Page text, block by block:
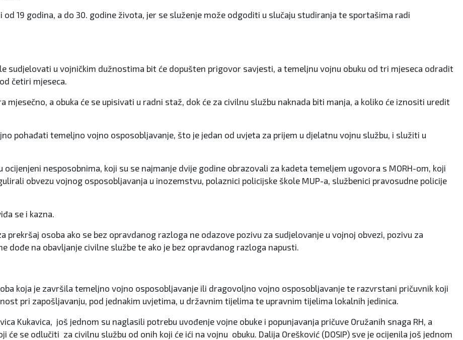
19 godina, a do 30. godine života, jer se služenje može odgoditi u slučaju studiranja te sportašima radi
sudjelovati u vojničkim dužnostima bit će dopušten prigovor savjesti, a temeljnu vojnu obuku od tri mjeseca odradit
četiri mjeseca.
mjesečno, a obuka će se upisivati u radni staž, dok će za civilnu službu naknada biti manja, a koliko će iznositi uredit
pohađati temeljno vojno osposobljavanje, što je jedan od uvjeta za prijem u djelatnu vojnu službu, i služiti u
nesposobnima, koji su se najmanje dvije godine obrazovali za kadeta temeljem ugovora s MORH-om, koji
obvezu vojnog osposobljavanja u inozemstvu, polaznici policijske škole MUP-a, službenici pravosudne policije
se i kazna.
prekršaj osoba ako se bez opravdanog razloga ne odazove pozivu za sudjelovanje u vojnoj obvezi, pozivu za
dođe na obavljanje civilne službe te ako je bez opravdanog razloga napusti.
koja je završila temeljno vojno osposobljavanje ili dragovoljno vojno osposobljavanje te razvrstani pričuvnik koji
pri zapošljavanju, pod jednakim uvjetima, u državnim tijelima te upravnim tijelima lokalnih jedinica.
Kukavica, još jednom su naglasili potrebu uvođenje vojne obuke i popunjavanja pričuve Oružanih snaga RH, a
će se odlučiti za civilnu službu od onih koji će ići na vojnu obuku. Dalija Orešković (DOSIP) sve je ocijenila još jednom